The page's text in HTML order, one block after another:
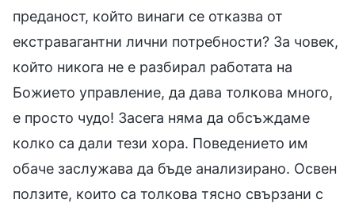
преданост, който винаги се отказва от
екстравагантни лични потребности? За човек,
който никога не е разбирал работата на
Божието управление, да дава толкова много,
е просто чудо! Засега няма да обсъждаме
колко са дали тези хора. Поведението им
обаче заслужава да бъде анализирано. Освен
ползите, които са толкова тясно свързани с